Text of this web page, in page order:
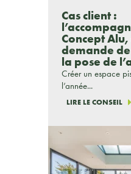
Cas client :
Concept
demande
la pose de
Créer un espace
l’année...
LIRE LE CONSEIL